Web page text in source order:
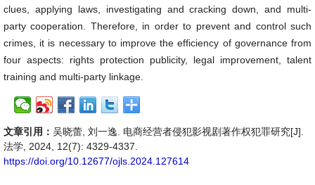
clues, applying laws, investigating and cracking down, and multi-
party cooperation. Therefore, in order to prevent and control such
crimes, it is necessary to improve the efficiency of governance from
four aspects: rights protection publicity, legal improvement, talent
training and multi-party linkage.
文章引用： 吴晓蕾, 刘一逸. 电商经营者侵犯影视剧著作权犯罪研究[J].
法学, 2024, 12(7): 4329-4337.
https://doi.org/10.12677/ojls.2024.127614